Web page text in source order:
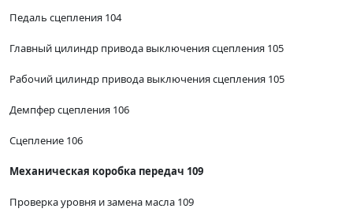
Педаль сцепления 104
Главный цилиндр привода выключения сцепления 105
Рабочий цилиндр привода выключения сцепления 105
Демпфер сцепления 106
Сцепление 106
Механическая коробка передач 109
Проверка уровня и замена масла 109